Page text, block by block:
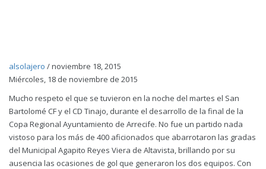
alsolajero /noviembre 18, 2015
Miércoles, 18 de noviembre de 2015
Mucho respeto el que se tuvieron en la noche del martes el San
Bartolomé CF y el CD Tinajo, durante el desarrollo de la final de la
Copa Regional Ayuntamiento de Arrecife. No fue un partido nada
vistoso para los más de 400 aficionados que abarrotaron las gradas
del Municipal Agapito Reyes Viera de Altavista, brillando por su
ausencia las ocasiones de gol que generaron los dos equipos. Con